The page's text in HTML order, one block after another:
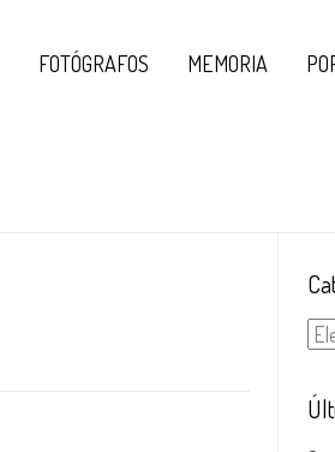
FOTÓGRAFOS MEMORIA